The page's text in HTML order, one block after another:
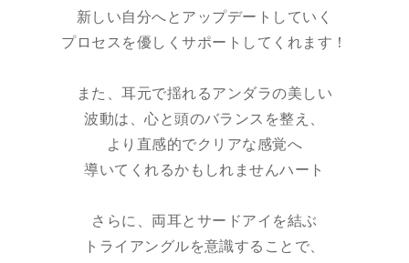
新しい自分へとアップデートしていく
プロセスを優しくサポートしてくれます！
また、耳元で揺れるアンダラの美しい
波動は、心と頭のバランスを整え、
より直感的でクリアな感覚へ
導いてくれるかもしれませんハート
さらに、両耳とサードアイを結ぶ
トライアングルを意識することで、